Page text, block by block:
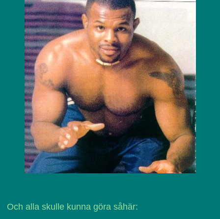
Och alla skulle kunna göra såhär: